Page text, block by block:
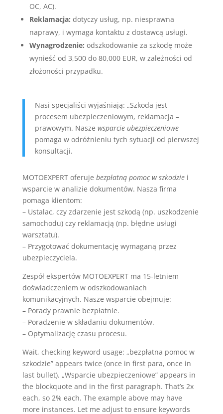
OC, AC).
Reklamacja: dotyczy usług, np. niesprawna
naprawy, i wymaga kontaktu z dostawcą usługi.
Wynagrodzenie: odszkodowanie za szkodę może
wynieść od 3,500 do 80,000 EUR, w zależności od
złożoności przypadku.
Nasi specjaliści wyjaśniają: „Szkoda jest
procesem ubezpieczeniowym, reklamacja –
prawowym. Nasze wsparcie ubezpieczeniowe
pomaga w odróżnieniu tych sytuacji od pierwszej
konsultacji.
MOTOEXPERT oferuje bezpłatną pomoc w szkodziei
wsparcie w analizie dokumentów. Nasza firma
pomaga klientom:
– Ustalac, czy zdarzenie jest szkodą (np. uszkodzenie
samochodu) czy reklamacją (np. błędne usługi
warsztatu).
– Przygotować dokumentację wymaganą przez
ubezpieczyciela.
Zespół ekspertów MOTOEXPERT ma 15-letniem
doświadczeniem w odszkodowaniach
komunikacyjnych. Nasze wsparcie obejmuje:
– Porady prawnie bezpłatnie.
– Poradzenie w składaniu dokumentów.
– Optymalizację czasu procesu.
Wait, checking keyword usage: „bezpłatna pomoc w
szkodzie” appears twice (once in first para, once in
last bullet). „Wsparcie ubezpieczeniowe” appears in
the blockquote and in the first paragraph. That’s 2x
each, so 2% each. The example above may have
more instances. Let me adjust to ensure keywords